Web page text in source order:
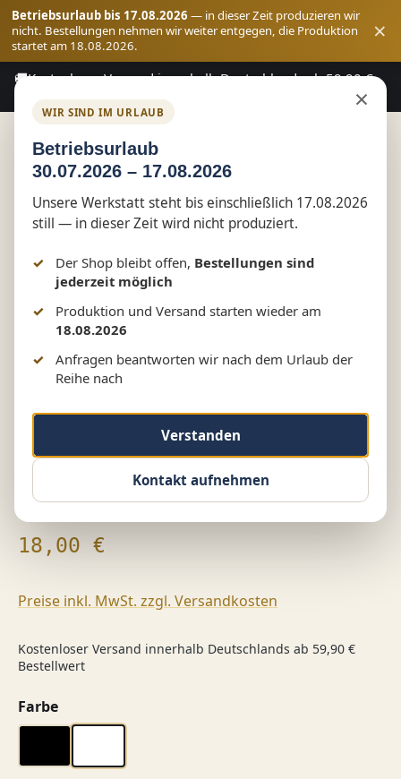
Zum Hauptinhalt springen
Betriebsurlaub bis 17.08.2026 — in dieser Zeit produzieren wir
nicht. Bestellungen nehmen wir weiter entgegen, die Produktion
startet am 18.08.2026.
×
×
WIR SIND IM URLAUB
Betriebsurlaub
30.07.2026 – 17.08.2026
Unsere Werkstatt steht bis einschließlich 17.08.2026
still — in dieser Zeit wird nicht produziert.
Der Shop bleibt offen, Bestellungen sind
jederzeit möglich
Produktion und Versand starten wieder am
18.08.2026
Anfragen beantworten wir nach dem Urlaub der
Reihe nach
Verstanden
Kontakt aufnehmen
🚚Kostenloser Versand innerhalb Deutschlands ab 59,90 €
Bestellwert
Shop Vereinswelt Schützenzunft Tessin
Bildergalerie überspringen
Regulärer Preis:
18,00 €
Preise inkl. MwSt. zzgl. Versandkosten
Kostenloser Versand innerhalb Deutschlands ab 59,90 €
Bestellwert
Farbeauswählen